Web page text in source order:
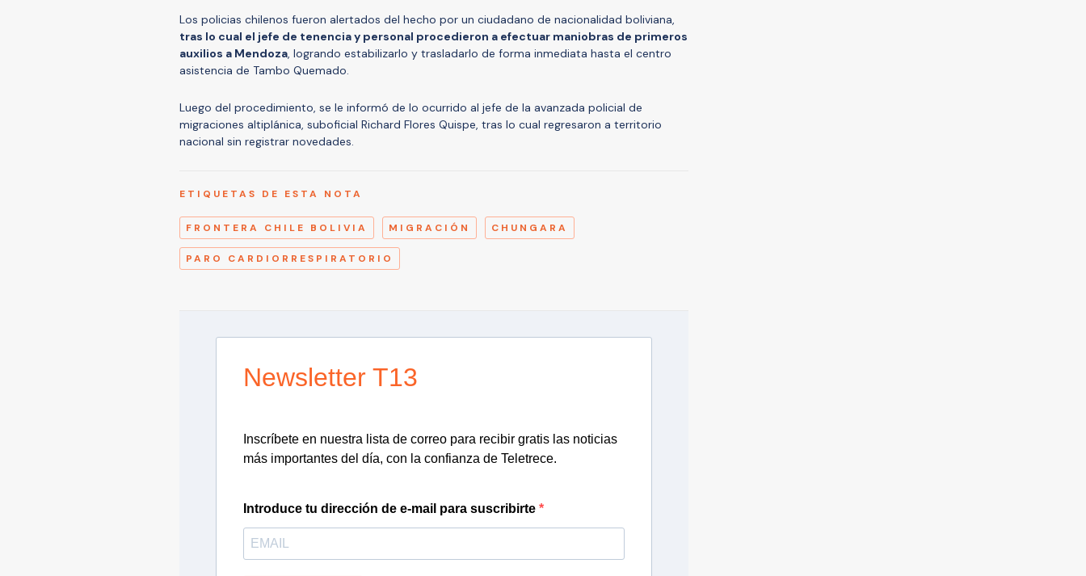
Los policias chilenos fueron alertados del hecho por un ciudadano de nacionalidad boliviana,
tras lo cual el jefe de tenencia y personal procedieron a efectuar maniobras de primeros
auxilios a Mendoza, logrando estabilizarlo y trasladarlo de forma inmediata hasta el centro
asistencia de Tambo Quemado.
Luego del procedimiento, se le informó de lo ocurrido al jefe de la avanzada policial de
migraciones altiplánica, suboficial Richard Flores Quispe, tras lo cual regresaron a territorio
nacional sin registrar novedades.
ETIQUETAS DE ESTA NOTA
FRONTERA CHILE BOLIVIA MIGRACIÓN CHUNGARA
PARO CARDIORRESPIRATORIO
Newsletter T13
Inscríbete en nuestra lista de correo para recibir gratis las noticias
más importantes del día, con la confianza de Teletrece.
Introduce tu dirección de e-mail para suscribirte